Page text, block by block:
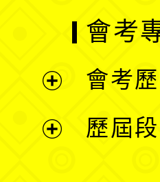
會考
會考
歷屆